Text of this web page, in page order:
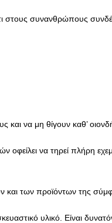
στους συνανθρώπους
να μη θίγουν καθ’
να τηρεί πλήρη
και των προϊόντων της
υλικό. Είναι